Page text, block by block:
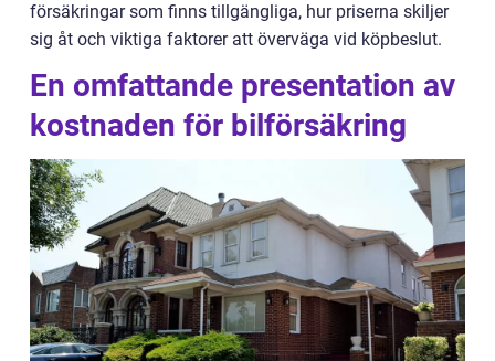
försäkringar som finns tillgängliga, hur priserna skiljer
sig åt och viktiga faktorer att överväga vid köpbeslut.
En omfattande presentation av
kostnaden för bilförsäkring